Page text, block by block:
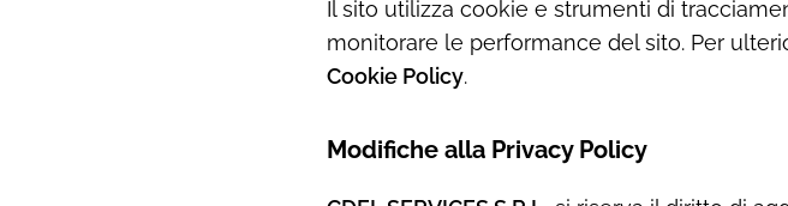
Il sito utilizza cookie e strumenti di
monitorare le performance del sito. Per
Cookie Policy.
Modifiche alla Privacy Policy